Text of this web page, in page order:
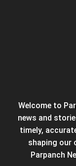
Welcome to
news and
timely,
shaping our
Parpanch